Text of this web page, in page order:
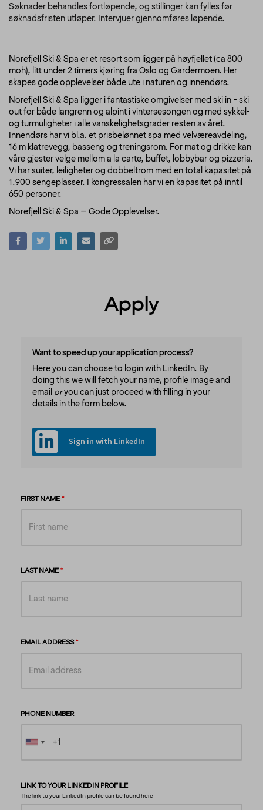
Søknader behandles fortløpende, og stillinger kan fylles før
søknadsfristen utløper. Intervjuer gjennomføres løpende.
Norefjell Ski & Spa er et resort som ligger på høyfjellet (ca 800
moh), litt under 2 timers kjøring fra Oslo og Gardermoen. Her
skapes gode opplevelser både ute i naturen og innendørs.
Norefjell Ski & Spa ligger i fantastiske omgivelser med ski in - ski
out for både langrenn og alpint i vintersesongen og med sykkel-
og turmuligheter i alle vanskelighetsgrader resten av året.
Innendørs har vi bl.a. et prisbelønnet spa med velværeavdeling,
16 m klatrevegg, basseng og treningsrom. For mat og drikke kan
våre gjester velge mellom a la carte, buffet, lobbybar og pizzeria.
Vi har suiter, leiligheter og dobbeltrom med en total kapasitet på
1.900 sengeplasser. I kongressalen har vi en kapasitet på inntil
650 personer.
Norefjell Ski & Spa – Gode Opplevelser.
Apply
Want to speed up your application process?
Here you can choose to login with LinkedIn. By
doing this we will fetch your name, profile image and
email oryou can just proceed with filling in your
details in the form below.
Sign in with LinkedIn
FIRST NAME
LAST NAME
EMAIL ADDRESS
PHONE NUMBER
LINK TO YOUR LINKEDIN PROFILE
The link to your LinkedIn profile can be foundhere